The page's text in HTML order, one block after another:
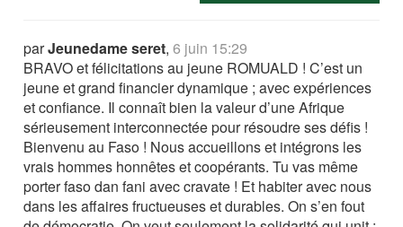
parJeunedame seret,6 juin 15:29
BRAVO et félicitations au jeune ROMUALD ! C’est un
jeune et grand financier dynamique ; avec expériences
et confiance. Il connaît bien la valeur d’une Afrique
sérieusement interconnectée pour résoudre ses défis !
Bienvenu au Faso ! Nous accueillons et intégrons les
vrais hommes honnêtes et coopérants. Tu vas même
porter faso dan fani avec cravate ! Et habiter avec nous
dans les affaires fructueuses et durables. On s’en fout